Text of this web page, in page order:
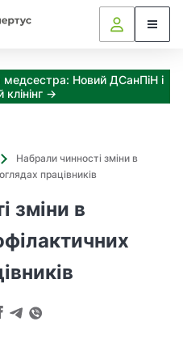
Новий ДСанПіН і
→
Набрали чинності зміни в
працівників
зміни в